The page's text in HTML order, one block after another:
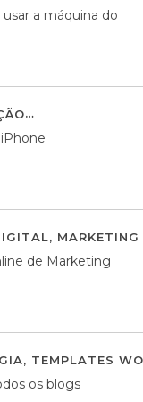
a máquina do
,
de Marketing
, TEMPLATES
os blogs